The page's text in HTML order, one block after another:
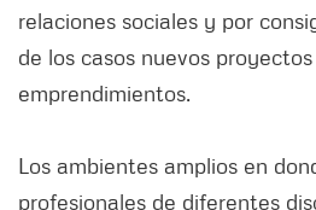
relaciones sociales y por
de los casos nuevos
emprendimientos.
Los ambientes amplios en
profesionales de diferentes